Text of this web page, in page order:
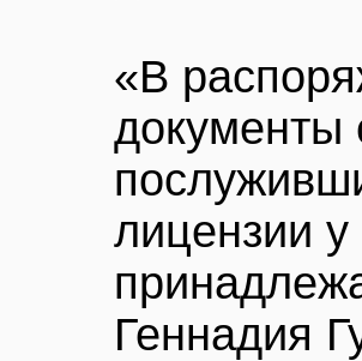
«В
документы
лицензии
Геннадия